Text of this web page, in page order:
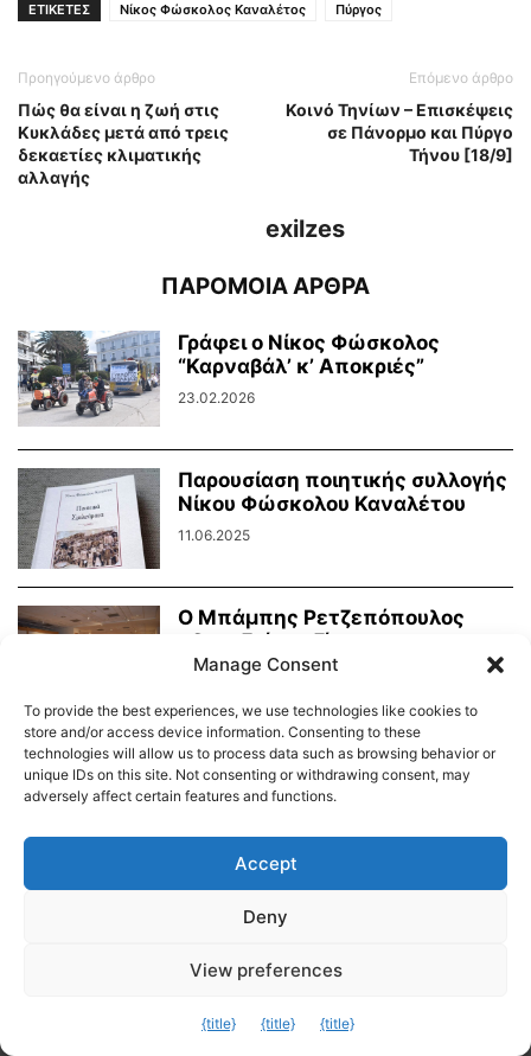
ΕΤΙΚΕΤΕΣ Νίκος Φώσκολος Καναλέτος Πύργος
Προηγούμενο άρθρο
Πώς θα είναι η ζωή στις
Κυκλάδες μετά από τρεις
δεκαετίες κλιματικής
αλλαγής
Επόμενο άρθρο
Κοινό Τηνίων – Επισκέψεις
σε Πάνορμο και Πύργο
Τήνου [18/9]
exilzes
ΠΑΡΟΜΟΙΑ ΑΡΘΡΑ
Γράφει ο Νίκος Φώσκολος
“Καρναβάλ’ κ’ Αποκριές”
23.02.2026
Παρουσίαση ποιητικής συλλογής
Νίκου Φώσκολου Καναλέτου
11.06.2025
Ο Μπάμπης Ρετζεπόπουλος
«ξαναζεί» μαζί μας με
αναδρομική του έκθεση στο...
Δημοτικό Λιμενικό Ταμείο Τήνου – Άνδρου
© 2026
Manage Consent
To provide the best experiences, we use technologies like cookies to
store and/or access device information. Consenting to these
technologies will allow us to process data such as browsing behavior or
unique IDs on this site. Not consenting or withdrawing consent, may
adversely affect certain features and functions.
Accept
Deny
View preferences
{title} {title} {title}
Exit mobile version